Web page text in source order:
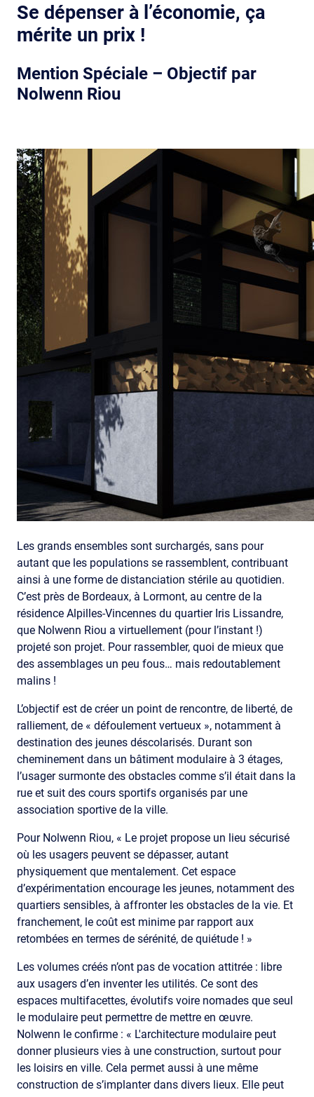
Se dépenser à l’économie, ça
mérite un prix !
Mention Spéciale – Objectif par
Nolwenn Riou
Les grands ensembles sont surchargés, sans pour
autant que les populations se rassemblent, contribuant
ainsi à une forme de distanciation stérile au quotidien.
C’est près de Bordeaux, à Lormont, au centre de la
résidence Alpilles-Vincennes du quartier Iris Lissandre,
que Nolwenn Riou a virtuellement (pour l’instant !)
projeté son projet. Pour rassembler, quoi de mieux que
des assemblages un peu fous… mais redoutablement
malins !
L’objectif est de créer un point de rencontre, de liberté, de
ralliement, de « défoulement vertueux », notamment à
destination des jeunes déscolarisés. Durant son
cheminement dans un bâtiment modulaire à 3 étages,
l’usager surmonte des obstacles comme s’il était dans la
rue et suit des cours sportifs organisés par une
association sportive de la ville.
Pour Nolwenn Riou, « Le projet propose un lieu sécurisé
où les usagers peuvent se dépasser, autant
physiquement que mentalement. Cet espace
d’expérimentation encourage les jeunes, notamment des
quartiers sensibles, à affronter les obstacles de la vie. Et
franchement, le coût est minime par rapport aux
retombées en termes de sérénité, de quiétude ! »
Les volumes créés n’ont pas de vocation attitrée : libre
aux usagers d’en inventer les utilités. Ce sont des
espaces multifacettes, évolutifs voire nomades que seul
le modulaire peut permettre de mettre en œuvre.
Nolwenn le confirme : « L'architecture modulaire peut
donner plusieurs vies à une construction, surtout pour
les loisirs en ville. Cela permet aussi à une même
construction de s’implanter dans divers lieux. Elle peut